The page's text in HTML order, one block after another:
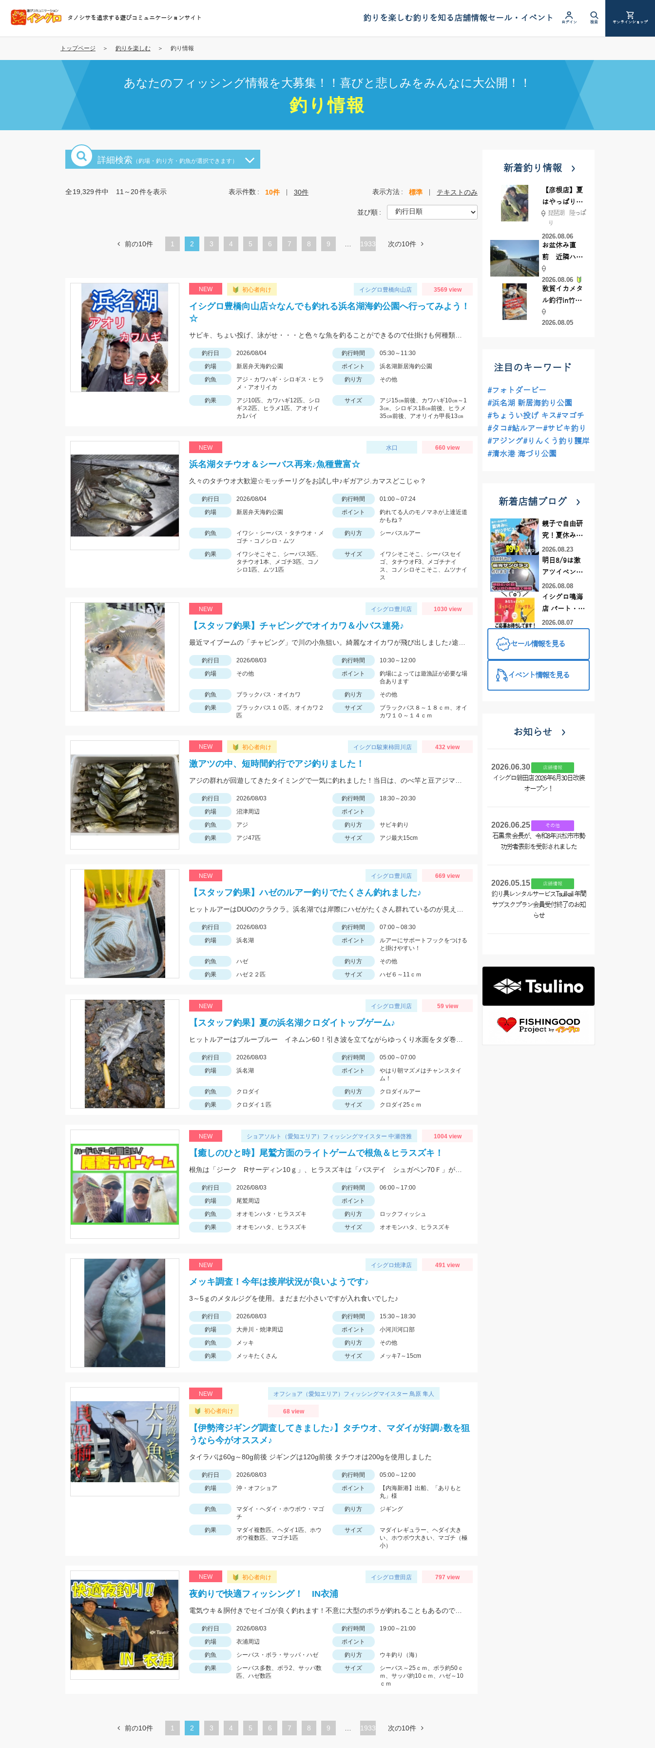
コ
テ
タノシサを追求する遊びコミュニケーションサイト 釣りを楽しむ釣りを知る店舗情報セール・イベント ログイン 検索 オンラインショップ
トップページ 釣りを楽しむ 釣り情報
あなたのフィッシング情報を大募集！！喜びと悲しみをみんなに大公開！！
釣り情報
詳細検索 （釣場・釣り方・釣魚が選択できます）
全19,329件中 11～20件を表示 表示件数 10件 30件 表示方法 標準 テキストのみ
並び順
前の10件 1
カ
ペ
ー
ジ
2
ペ
3
ペ
4
ペ
5
ペ
6
ペ
7
ペ
8
ペ
9 1933 次の10件
NEW 初心者向け イシグロ豊橋向山店 3569 view
イシグロ豊橋向山店☆なんでも釣れる浜名湖海釣公園へ行ってみよう！
☆
釣行日 2026/08/04 釣行時間
05:30～11:30
釣場
新居弁天海釣公園 ポイント
浜名湖新居海釣公園
釣魚
アジ・カワハギ・シロギス・ヒラ
メ・アオリイカ
釣り方 その他
釣果
アジ10匹、カワハギ12匹、シロ
ギス2匹、ヒラメ1匹、アオリイ
カ1パイ
サイズ
アジ15㎝前後、カワハギ10㎝～1
3㎝、シロギス18㎝前後、ヒラメ
35㎝前後、アオリイカ甲長13㎝
NEW 水口 660 view
浜名湖タチウオ＆シーバス再来♪魚種豊富☆
久々のタチウオ大歓迎☆モッチーリグをお試し中♪ギガアジ.カマスどこじゃ？
釣行日 2026/08/04 釣行時間
01:00～07:24
釣場
新居弁天海釣公園 ポイント
釣れてる人のモノマネが上達近道
かもね？
釣魚
イワシ・シーバス・タチウオ・メ
ゴチ・コノシロ・ムツ
釣り方 シーバスルアー
釣果
イワシそこそこ、シーバス3匹、
タチウオ1本、メゴチ3匹、コノ
シロ1匹、ムツ1匹
サイズ
イワシそこそこ、シーバスセイ
ゴ、タチウオF3、メゴチナイ
ス、コノシロそこそこ、ムツナイ
ス
NEW イシグロ豊川店 1030 view
【スタッフ釣果】チャビングでオイカワ＆小バス連発♪
釣行日 2026/08/03 釣行時間
10:30～12:00
釣場
その他 ポイント
釣場によっては遊漁証が必要な場
合あります
釣魚
ブラックバス・オイカワ 釣り方
その他
釣果
ブラックバス１０匹、オイカワ２
匹
サイズ
ブラックバス８～１８ｃｍ、オイ
カワ１０～１４ｃｍ
NEW 初心者向け イシグロ駿東柿田川店 432 view
激アツの中、短時間釣行でアジ釣りました！
釣行日 2026/08/03 釣行時間
18:30～20:30
釣場
沼津周辺
ポイント
釣魚
アジ 釣り方
サビキ釣り
釣果
アジ47匹 サイズ アジ最大15cm
NEW イシグロ豊川店 669 view
【スタッフ釣果】ハゼのルアー釣りでたくさん釣れました♪
釣行日 2026/08/03 釣行時間
07:00～08:30
釣場
浜名湖 ポイント
ルアーにサポートフックをつける
と掛けやすい！
釣魚
ハゼ 釣り方
その他
釣果
ハゼ２２匹 サイズ ハゼ６～11ｃｍ
NEW イシグロ豊川店 59 view
【スタッフ釣果】夏の浜名湖クロダイトップゲーム♪
釣行日 2026/08/03 釣行時間
05:00～07:00
釣場
浜名湖 ポイント
やはり朝マズメはチャンスタイ
ム！
釣魚
クロダイ 釣り方
クロダイルアー
釣果
クロダイ１匹 サイズ クロダイ25ｃｍ
NEW ショアソルト（愛知エリア）フィッシングマイスター 中瀬啓雅 1004 view
【癒しのひと時】尾鷲方面のライトゲームで根魚＆ヒラスズキ！
釣行日 2026/08/03 釣行時間
06:00～17:00
釣場
尾鷲周辺
ポイント
釣魚
オオモンハタ・ヒラスズキ 釣り方
ロックフィッシュ
釣果
オオモンハタ、ヒラスズキ サイズ オオモンハタ、ヒラスズキ
NEW イシグロ焼津店 491 view
メッキ調査！今年は接岸状況が良いようです♪
3～5ｇのメタルジグを使用。まだまだ小さいですが入れ食いでした♪
釣行日 2026/08/03 釣行時間
15:30～18:30
釣場
大井川・焼津周辺 ポイント
小河川河口部
釣魚
メッキ 釣り方
その他
釣果
メッキたくさん サイズ メッキ7～15cm
NEW
初心者向け
オフショア（愛知エリア）フィッシングマイスター 鳥原 隼人
68 view
【伊勢湾ジギング調査してきました♪】タチウオ、マダイが好調♪数を狙
うなら今がオススメ♪
タイラバは60g～80g前後 ジギングは120g前後 タチウオは200gを使用しました
釣行日 2026/08/03 釣行時間
05:00～12:00
釣場
沖・オフショア ポイント
【内海新港】出船、「ありもと
丸」様
釣魚
マダイ・ヘダイ・ホウボウ・マゴ
チ
釣り方 ジギング
釣果
マダイ複数匹、ヘダイ1匹、ホウ
ボウ複数匹、マゴチ1匹
サイズ
マダイレギュラー、ヘダイ大き
い、ホウボウ大きい、マゴチ（極
小）
NEW 初心者向け イシグロ豊田店 797 view
夜釣りで快適フィッシング！ IN衣浦
釣行日 2026/08/03 釣行時間
19:00～21:00
釣場
衣浦周辺
ポイント
釣魚
シーバス・ボラ・サッパ・ハゼ 釣り方
ウキ釣り（海）
釣果
シーバス多数、ボラ2、サッパ数
匹、ハゼ数匹
サイズ
シーバス～25ｃｍ、ボラ約50ｃ
ｍ、サッパ約10ｃｍ、ハゼ～10
ｃｍ
前の10件 1
カ
2
ペ
3
ペ
4
ペ
5
ペ
6
ペ
7
ペ
8
ペ
9 1933 次の10件
新着釣り情報
【彦根店】夏
はやっぱりカ
バー撃ち
【45cmキャ
ッチ】
琵琶湖 陸っぱ
り
2026.08.06
お盆休み直
前 近隣ハゼ
釣り場調査し
てきました
2026.08.06
敦賀イカメタ
ル釣行in竹宝
丸様 釣り方で
釣果が激変！
2026.08.05
注目のキーワード
#フォトダービー
#浜名湖 新居海釣り公園
#ちょうい投げ キス#マゴチ
#タコ#鮎ルアー#サビキ釣り
#アジング#りんくう釣り護岸
#清水港 海づり公園
新着店舗ブログ
親子で自由研
究！夏休みに
釣りデビュー
2026.08.23
明日8/9は激
アツイベント
日！！！～オ
ーダー偏光グ
ラス受注会～
2026.08.08
イシグロ鳴海
店 パート・ア
ルバイトスタ
募集中！
2026.08.07
セール情報を見る
イベント情報を見る
お知らせ
2026.06.30 店舗情報
イシグロ磐田店 2026年6月30日改装
オープン！
2026.06.25 その他
石黒 衆 会長が、令和8年浜松市市勢
功労者表彰を受彰されました
2026.05.15 店舗情報
釣り具レンタルサービスTsulikali 年間
サブスクプラン会員受付終了のお知
らせ